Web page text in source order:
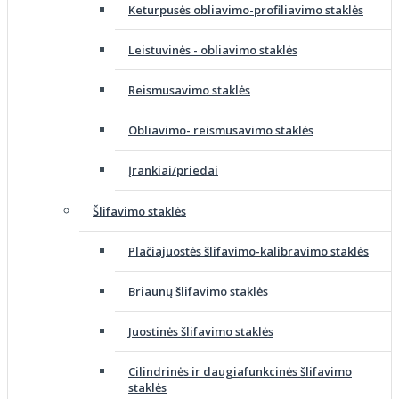
Keturpusės obliavimo-profiliavimo staklės
Leistuvinės - obliavimo staklės
Reismusavimo staklės
Obliavimo- reismusavimo staklės
Įrankiai/priedai
Šlifavimo staklės
Plačiajuostės šlifavimo-kalibravimo staklės
Briaunų šlifavimo staklės
Juostinės šlifavimo staklės
Cilindrinės ir daugiafunkcinės šlifavimo
staklės